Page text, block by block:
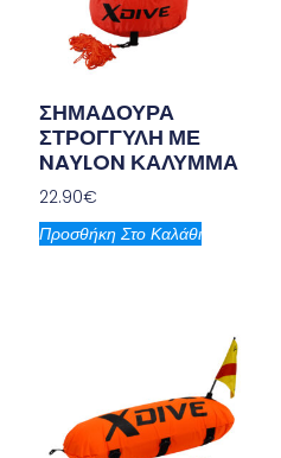
ΣΗΜΑΔΟΥΡΑ
ΣΤΡΟΓΓΥΛΗ ΜΕ
NAYLON ΚΑΛΥΜΜΑ
22.90€
Προσθήκη Στο Καλάθι